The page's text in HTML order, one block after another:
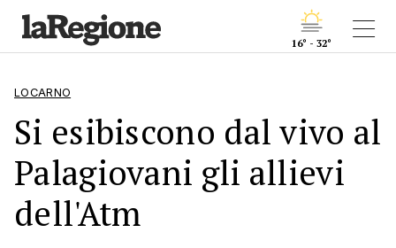
16° - 32°
LOCARNO
Si esibiscono dal vivo al
Palagiovani gli allievi
dell'Atm